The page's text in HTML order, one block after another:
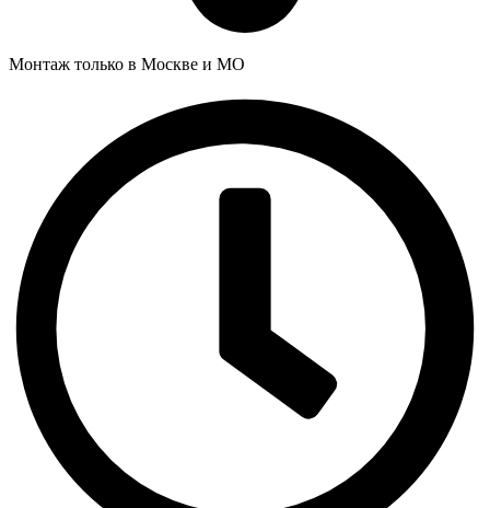
Монтаж только в Москве и МО